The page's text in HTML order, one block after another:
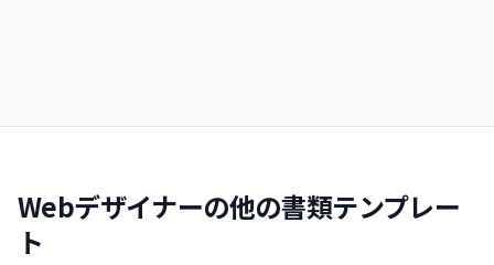
Webデザイナーの他の書類テンプレー
ト